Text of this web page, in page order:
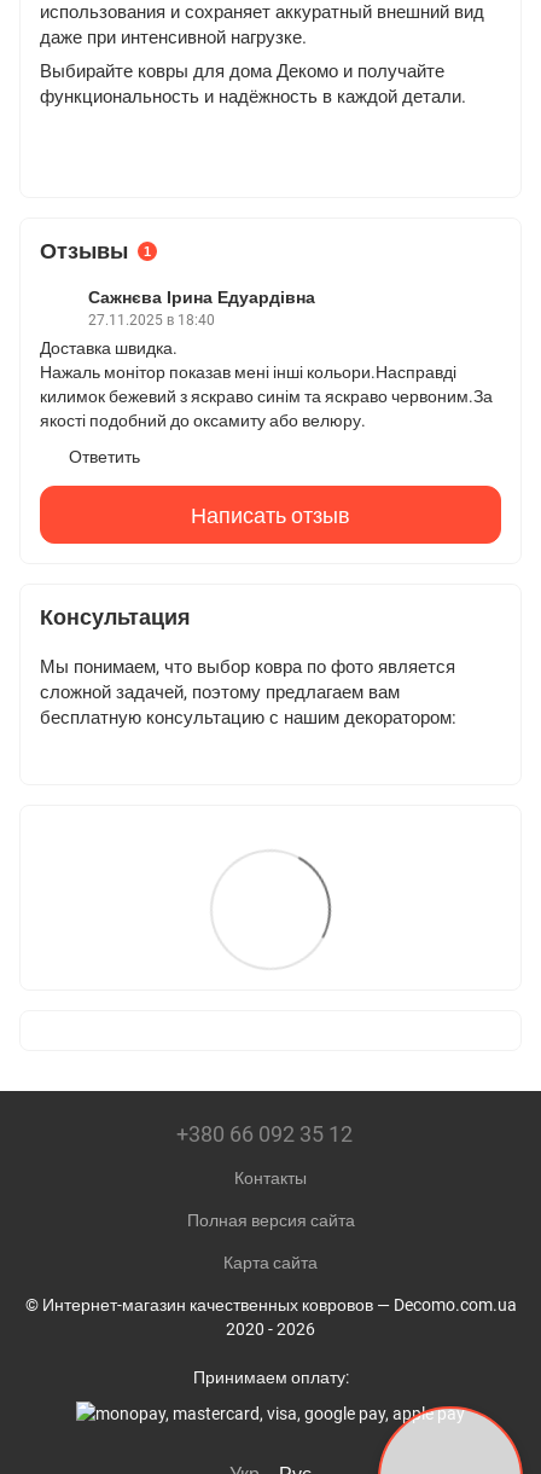
использования и сохраняет аккуратный внешний вид
даже при интенсивной нагрузке.
Выбирайте ковры для дома Декомо и получайте
функциональность и надёжность в каждой детали.
Отзывы 1
Сажнєва Ірина Едуардівна
27.11.2025 в 18:40
Доставка швидка.
Нажаль монітор показав мені інші кольори.Насправді
килимок бежевий з яскраво синім та яскраво червоним.За
якості подобний до оксамиту або велюру.
Ответить
Написать отзыв
Консультация
Мы понимаем, что выбор ковра по фото является
сложной задачей, поэтому предлагаем вам
бесплатную консультацию с нашим декоратором:
+380 66 092 35 12
Контакты
Полная версия сайта
Карта сайта
© Интернет-магазин качественных ковровов — Decomo.com.ua
2020 - 2026
Принимаем оплату: